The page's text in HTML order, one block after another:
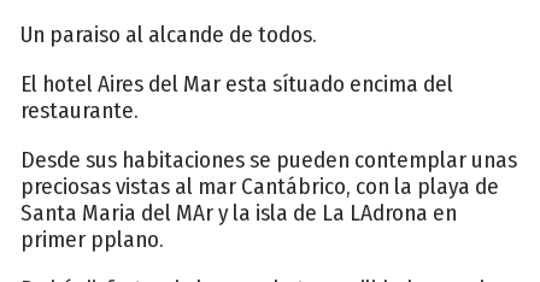
Un paraiso al alcande de todos.
El hotel Aires del Mar esta sítuado encima del
restaurante.
Desde sus habitaciones se pueden contemplar unas
preciosas vistas al mar Cantábrico, con la playa de
Santa Maria del MAr y la isla de La LAdrona en
primer pplano.